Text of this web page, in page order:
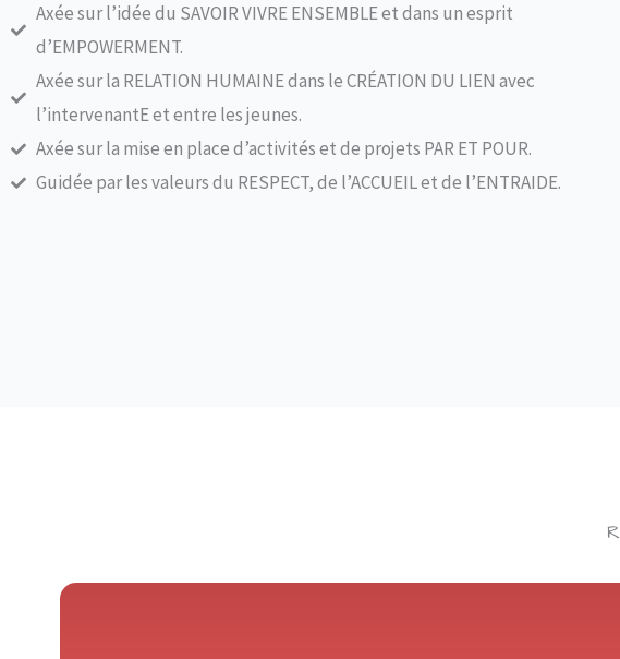
Axée sur l’idée du SAVOIR VIVRE ENSEMBLE et dans un esprit
d’EMPOWERMENT.
Axée sur la RELATION HUMAINE dans le CRÉATION DU LIEN avec
l’intervenantE et entre les jeunes.
Axée sur la mise en place d’activités et de projets PAR ET POUR.
Guidée par les valeurs du RESPECT, de l’ACCUEIL et de l’ENTRAIDE.